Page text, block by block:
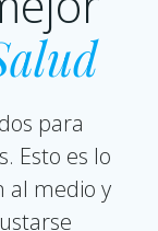
para
Esto es lo
al medio y